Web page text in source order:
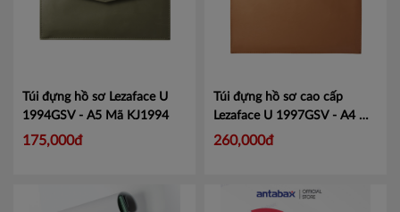
Túi đựng hồ sơ Lezaface U
1994GSV - A5 Mã KJ1994
175,000đ
Túi đựng hồ sơ cao cấp
Lezaface U 1997GSV - A4 Mã
KJ1997
260,000đ